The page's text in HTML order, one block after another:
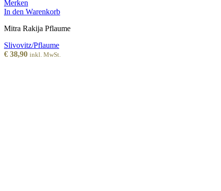
Merken
In den Warenkorb
Mitra Rakija Pflaume
Slivovitz/Pflaume
€ 38,90 inkl. MwSt.